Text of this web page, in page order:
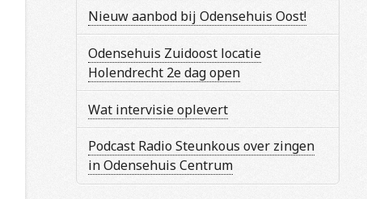
Nieuw aanbod bij Odensehuis Oost!
Odensehuis Zuidoost locatie
Holendrecht 2e dag open
Wat intervisie oplevert
Podcast Radio Steunkous over zingen
in Odensehuis Centrum